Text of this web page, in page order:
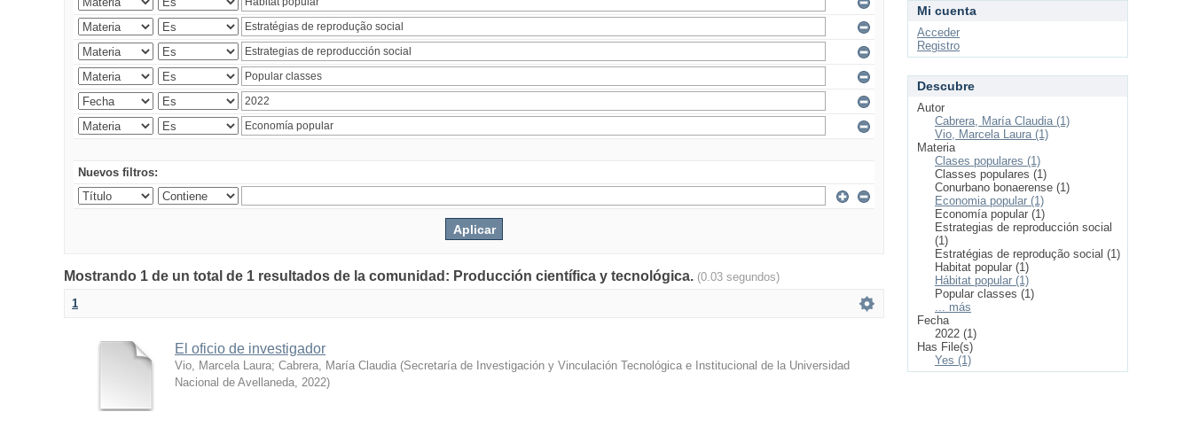
Nuevos filtros:
Mostrando 1 de un total de 1 resultados de la comunidad: Producción científica y tecnológica. (0.03 segundos)
1
El oficio de investigador
Vio, Marcela Laura; Cabrera, María Claudia (Secretaría de Investigación y Vinculación Tecnológica e Institucional de la Universidad
Nacional de Avellaneda, 2022)
Mi cuenta
Acceder
Registro
Descubre
Autor
Cabrera, María Claudia (1)
Vio, Marcela Laura (1)
Materia
Clases populares (1)
Classes populares (1)
Conurbano bonaerense (1)
Economia popular (1)
Economía popular (1)
Estrategias de reproducción social
(1)
Estratégias de reprodução social (1)
Habitat popular (1)
Hábitat popular (1)
Popular classes (1)
... más
Fecha
2022 (1)
Has File(s)
Yes (1)